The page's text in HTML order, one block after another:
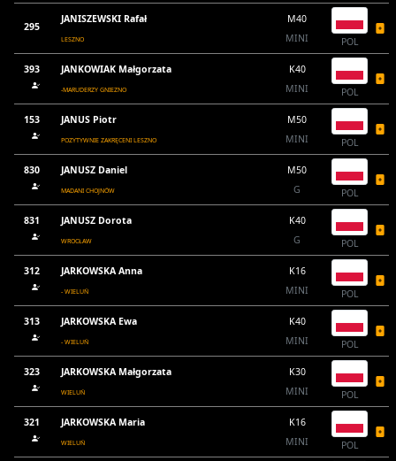
295
JANISZEWSKI Rafał
LESZNO
M40
MINI
POL
393 JANKOWIAK Małgorzata
-MARUDERZY GNIEZNO
K40
MINI
POL
153 JANUS Piotr
POZYTYWNIE ZAKRĘCENI LESZNO
M50
MINI
POL
830 JANUSZ Daniel
MADANI CHOJNÓW
M50
G
POL
831 JANUSZ Dorota
WROCŁAW
K40
G
POL
312 JARKOWSKA Anna
- WIELUŃ
K16
MINI
POL
313 JARKOWSKA Ewa
- WIELUŃ
K40
MINI
POL
323 JARKOWSKA Małgorzata
WIELUŃ
K30
MINI
POL
321 JARKOWSKA Maria
WIELUŃ
K16
MINI
POL